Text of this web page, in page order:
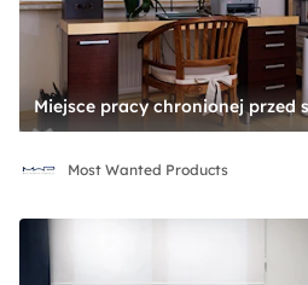
Most Wanted Products